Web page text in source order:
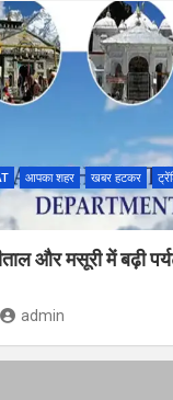
आपका शहर खबर हटकर
और मसूरी में बढ़ी
admin